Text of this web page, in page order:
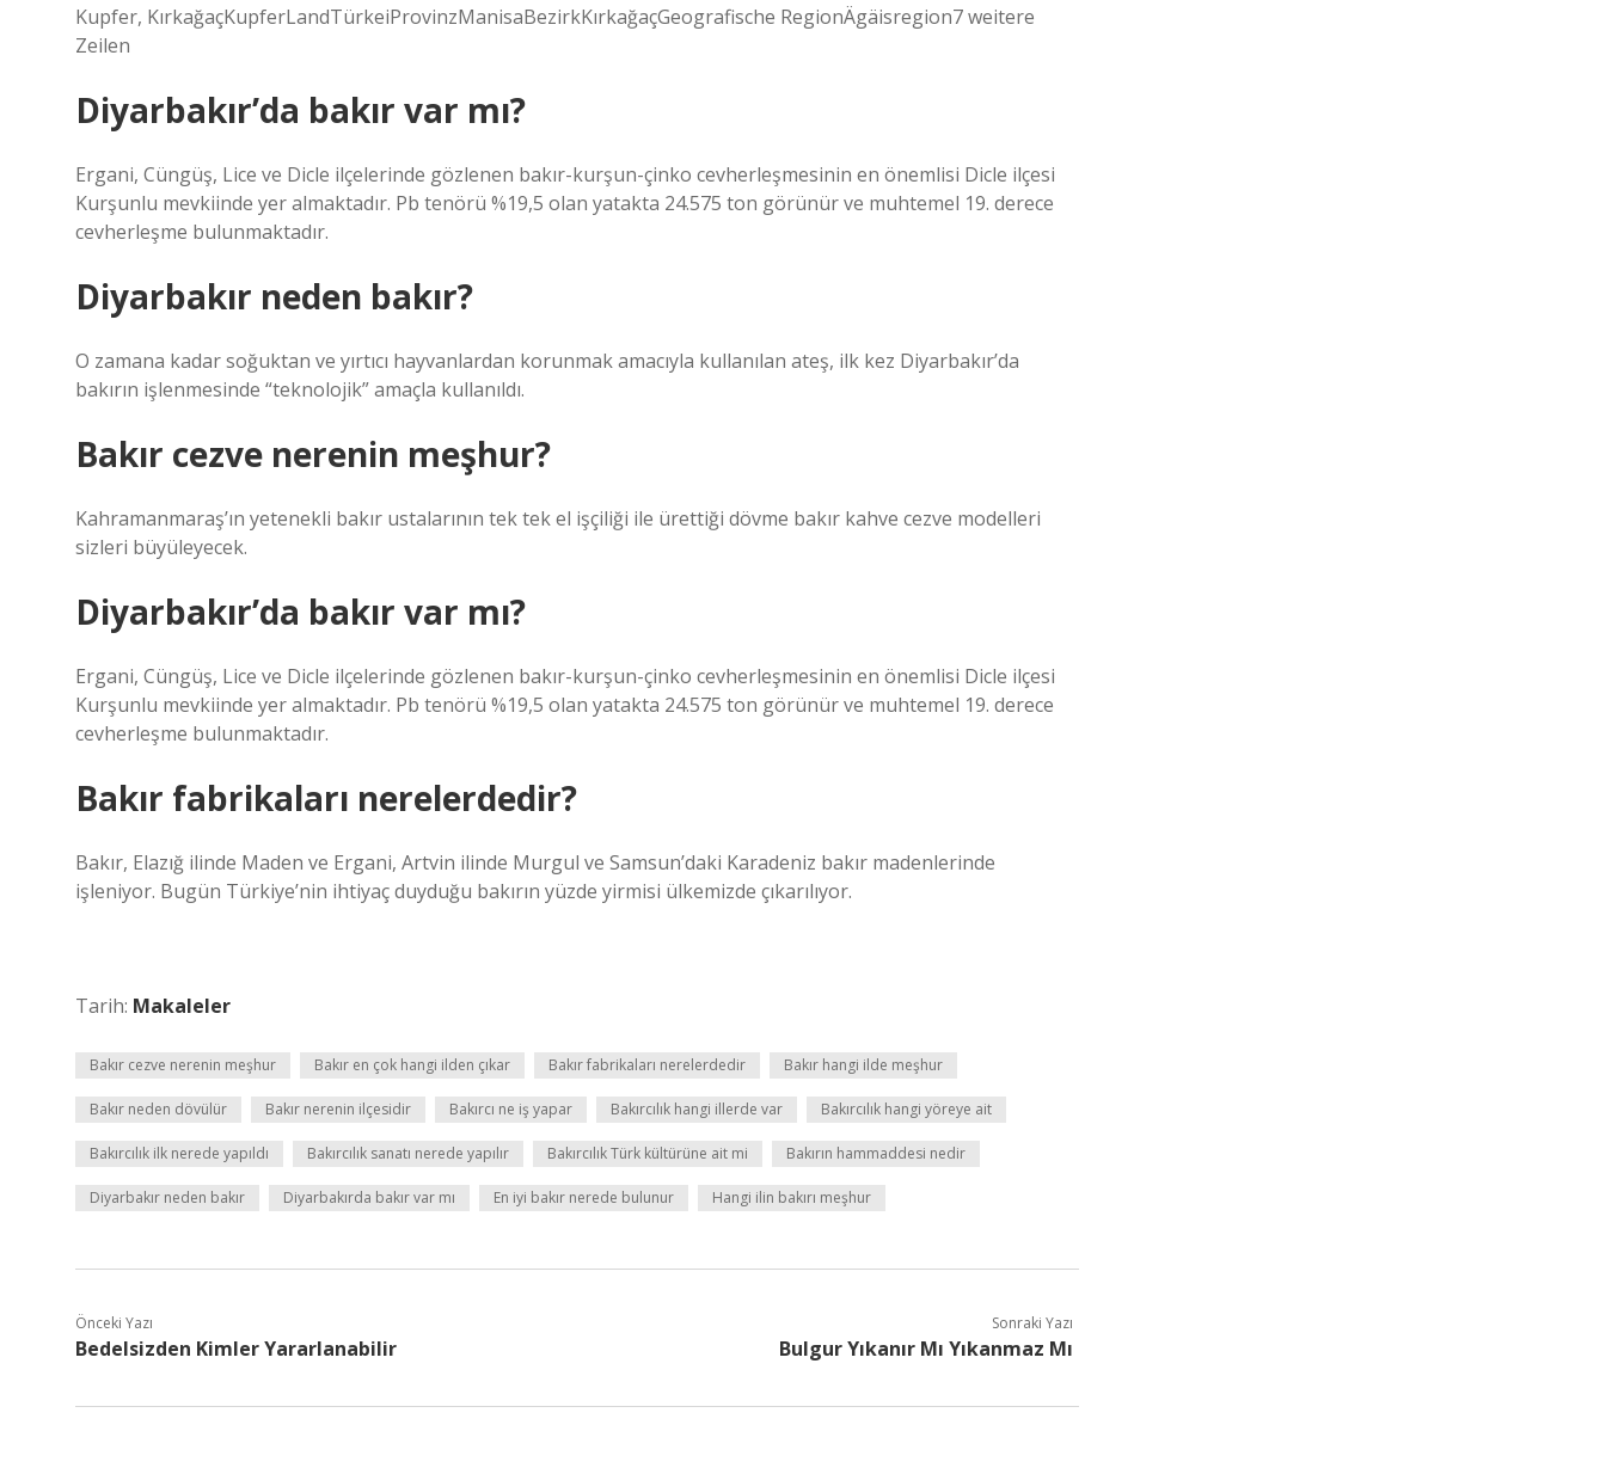
Kupfer, KırkağaçKupferLandTürkeiProvinzManisaBezirkKırkağaçGeografische RegionÄgäisregion7 weitere
Zeilen
Diyarbakır’da bakır var mı?
Ergani, Cüngüş, Lice ve Dicle ilçelerinde gözlenen bakır-kurşun-çinko cevherleşmesinin en önemlisi Dicle ilçesi
Kurşunlu mevkiinde yer almaktadır. Pb tenörü %19,5 olan yatakta 24.575 ton görünür ve muhtemel 19. derece
cevherleşme bulunmaktadır.
Diyarbakır neden bakır?
O zamana kadar soğuktan ve yırtıcı hayvanlardan korunmak amacıyla kullanılan ateş, ilk kez Diyarbakır’da
bakırın işlenmesinde “teknolojik” amaçla kullanıldı.
Bakır cezve nerenin meşhur?
Kahramanmaraş’ın yetenekli bakır ustalarının tek tek el işçiliği ile ürettiği dövme bakır kahve cezve modelleri
sizleri büyüleyecek.
Diyarbakır’da bakır var mı?
Ergani, Cüngüş, Lice ve Dicle ilçelerinde gözlenen bakır-kurşun-çinko cevherleşmesinin en önemlisi Dicle ilçesi
Kurşunlu mevkiinde yer almaktadır. Pb tenörü %19,5 olan yatakta 24.575 ton görünür ve muhtemel 19. derece
cevherleşme bulunmaktadır.
Bakır fabrikaları nerelerdedir?
Bakır, Elazığ ilinde Maden ve Ergani, Artvin ilinde Murgul ve Samsun’daki Karadeniz bakır madenlerinde
işleniyor. Bugün Türkiye’nin ihtiyaç duyduğu bakırın yüzde yirmisi ülkemizde çıkarılıyor.
Tarih: Makaleler
Bakır cezve nerenin meşhur Bakır en çok hangi ilden çıkar Bakır fabrikaları nerelerdedir Bakır hangi ilde meşhur
Bakır neden dövülür Bakır nerenin ilçesidir Bakırcı ne iş yapar Bakırcılık hangi illerde var Bakırcılık hangi yöreye ait
Bakırcılık ilk nerede yapıldı Bakırcılık sanatı nerede yapılır Bakırcılık Türk kültürüne ait mi Bakırın hammaddesi nedir
Diyarbakır neden bakır Diyarbakırda bakır var mı En iyi bakır nerede bulunur Hangi ilin bakırı meşhur
Önceki Yazı
Bedelsizden Kimler Yararlanabilir
Sonraki Yazı
Bulgur Yıkanır Mı Yıkanmaz Mı